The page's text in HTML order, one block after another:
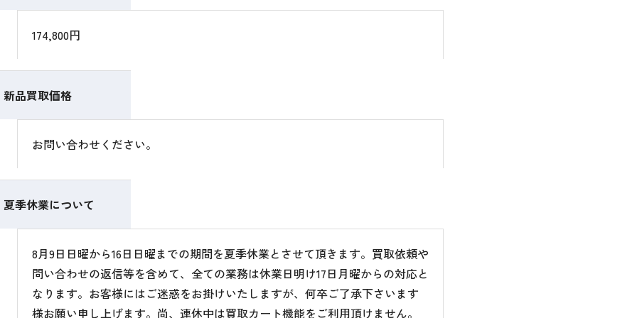
174,800円
新品買取価格
お問い合わせください。
夏季休業について
8月9日日曜から16日日曜までの期間を夏季休業とさせて頂きます。買取依頼や
問い合わせの返信等を含めて、全ての業務は休業日明け17日月曜からの対応と
なります。お客様にはご迷惑をお掛けいたしますが、何卒ご了承下さいます
様お願い申し上げます。尚、連休中は買取カート機能をご利用頂けません。